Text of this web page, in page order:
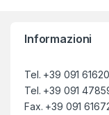
Informazioni
Tel. +39 091
Tel. +39 091
Fax. +39 091